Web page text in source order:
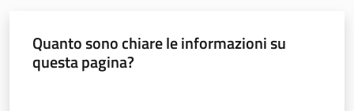
Quanto sono chiare le informazioni su
questa pagina?